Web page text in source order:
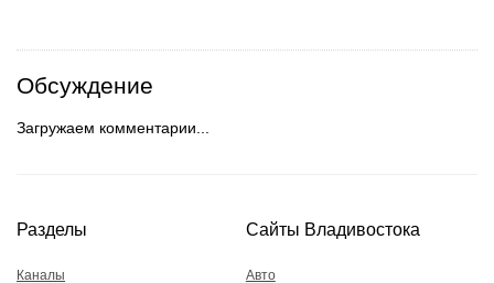
Обсуждение
Загружаем комментарии...
Разделы
Каналы
Сайты Владивостока
Авто